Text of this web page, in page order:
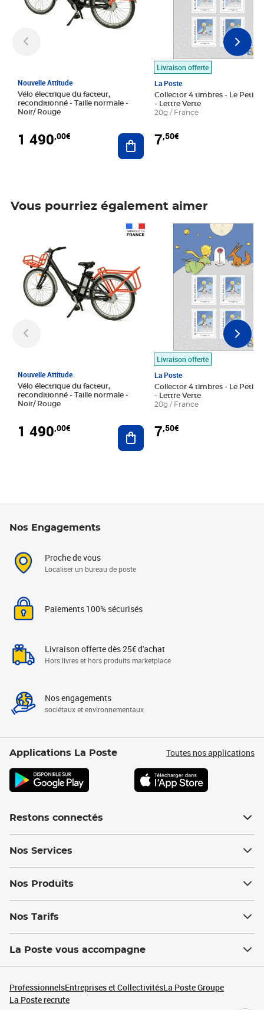
Nouvelle Attitude
Vélo électrique du facteur,
reconditionné - Taille normale -
Noir/ Rouge
1 490,00€ Ajouter au panier
Livraison offerte
La Poste
Collector 4 timbres - Le Petit
- Lettre Verte
20g / France
7,50€
Vous pourriez également aimer
Nouvelle Attitude
Vélo électrique du facteur,
reconditionné - Taille normale -
Noir/ Rouge
1 490,00€ Ajouter au panier
Livraison offerte
La Poste
Collector 4 timbres - Le Petit
- Lettre Verte
20g / France
7,50€
Prix 7,50€
Nos Engagements
Proche de vous
Localiser un bureau de poste
Paiements 100% sécurisés
Livraison offerte dès 25€ d'achat
Hors livres et hors produits marketplace
Nos engagements
sociétaux et environnementaux
Applications La Poste Toutes nos applications
Restons connectés
Nos Services
Nos Produits
Nos Tarifs
La Poste vous accompagne
ProfessionnelsEntreprises et CollectivitésLa Poste Groupe
La Poste recrute